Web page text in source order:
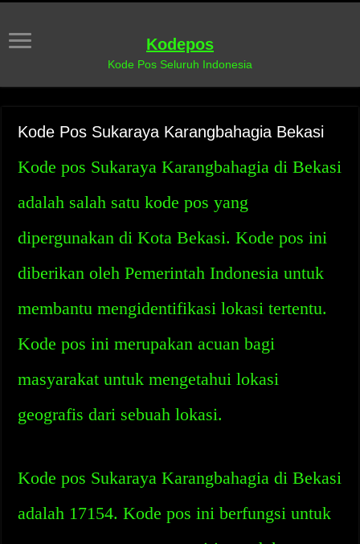
Kodepos
Kode Pos Seluruh Indonesia
Kode Pos Sukaraya Karangbahagia Bekasi
Kode pos Sukaraya Karangbahagia di Bekasi
adalah salah satu kode pos yang
dipergunakan di Kota Bekasi. Kode pos ini
diberikan oleh Pemerintah Indonesia untuk
membantu mengidentifikasi lokasi tertentu.
Kode pos ini merupakan acuan bagi
masyarakat untuk mengetahui lokasi
geografis dari sebuah lokasi.
Kode pos Sukaraya Karangbahagia di Bekasi
adalah 17154. Kode pos ini berfungsi untuk